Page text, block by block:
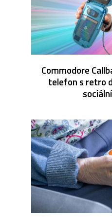
Commodore
telefon s retro